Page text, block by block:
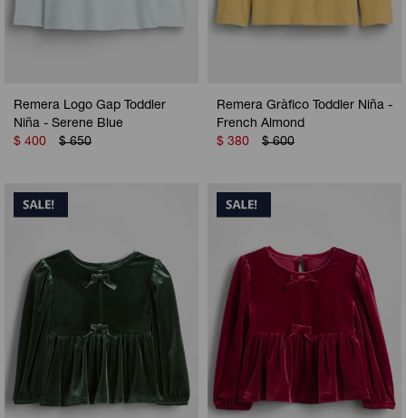
Remera Logo Gap Toddler
Niña - Serene Blue
$ 400 $ 650
Remera Gràfico Toddler Niña -
French Almond
$ 380 $ 600